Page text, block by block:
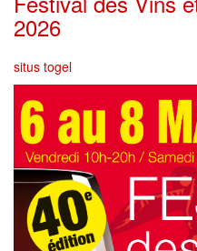
2026
situs togel